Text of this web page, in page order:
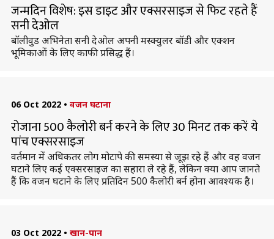
जन्मदिन विशेष: इस डाइट और एक्सरसाइज से फिट रहते हैं
सनी देओल
बॉलीवुड अभिनेता सनी देओल अपनी मस्क्युलर बॉडी और एक्शन
भूमिकाओं के लिए काफी प्रसिद्ध हैं।
06 Oct 2022 • वजन घटाना
रोजाना 500 कैलोरी बर्न करने के लिए 30 मिनट तक करें ये
पांच एक्सरसाइज
वर्तमान में अधिकतर लोग मोटापे की समस्या से जूझ रहे हैं और वह वजन
घटाने लिए कई एक्सरसाइज का सहारा ले रहे हैं, लेकिन क्या आप जानते
हैं कि वजन घटाने के लिए प्रतिदिन 500 कैलोरी बर्न होना आवश्यक है।
03 Oct 2022 • खान-पान